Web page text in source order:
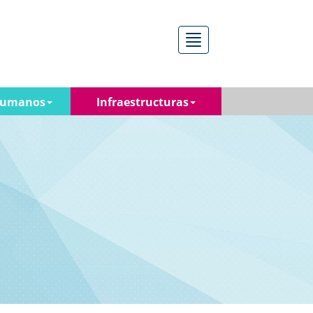
Menú
Infraestructuras